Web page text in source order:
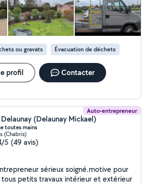
ou gravats Évacuation de déchets
profil Contacter
Auto-entrepreneur
(Delaunay Mickael)
toutes mains
(Chabris)
5 (49 avis)
sérieux soigné.motive pour
tous petits travaux intérieur et extérieur